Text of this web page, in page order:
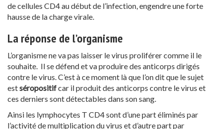
de cellules CD4 au début de l’infection, engendre une forte
hausse de la charge virale.
La réponse de l’organisme
L’organisme ne va pas laisser le virus proliférer comme il le
souhaite. Il se défend et va produire des anticorps dirigés
contre le virus. C’est à ce moment là que l’on dit que le sujet
estséropositifcar il produit des anticorps contre le virus et
ces derniers sont détectables dans son sang.
Ainsi les lymphocytes T CD4 sont d’une part éliminés par
l’activité de multiplication du virus et d’autre part par